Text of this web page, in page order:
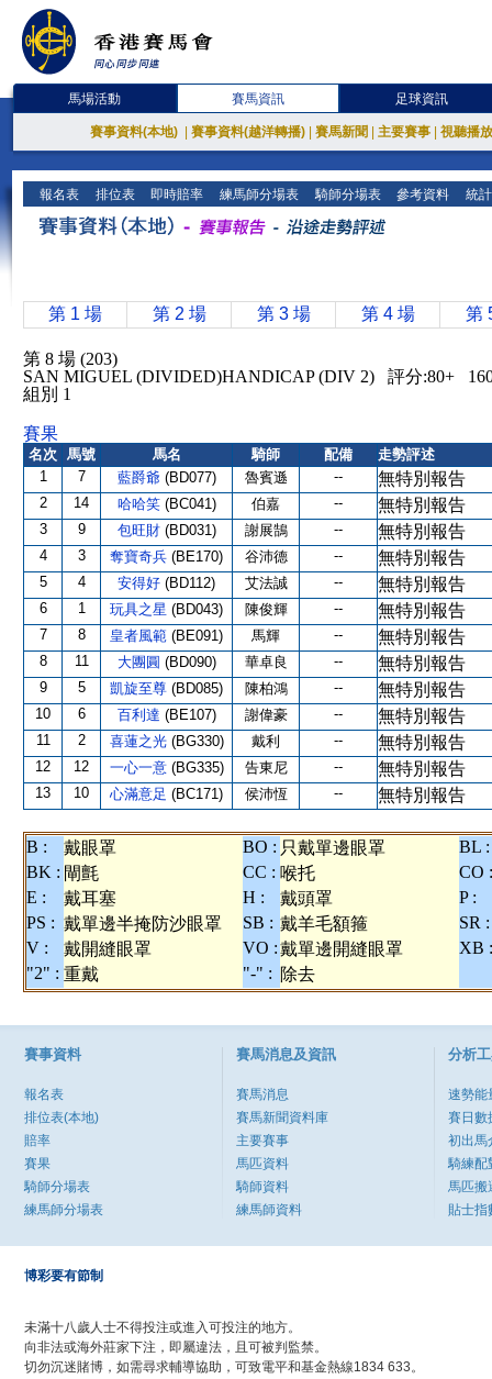
馬場活動 賽馬資訊 足球資訊
賽事資料(本地) 賽事資料(越洋轉播) 賽馬新聞 主要賽事 視聽播
報名表 排位表 即時賠率 練馬師分場表 騎師分場表 參考資料 統
第 1 場 第 2 場 第 3 場 第 4 場 第
第 8 場 (203)
SAN MIGUEL (DIVIDED)HANDICAP (DIV 2) 評分:80+
組別 1
賽果
名次 馬號 馬名 騎師 配備
走勢評述
1
7 藍爵爺 (BD077) 魯賓遜 -- 無特別報告
2 14 哈哈笑 (BC041) 伯嘉 -- 無特別報告
3 9 包旺財 (BD031) 謝展鵠 -- 無特別報告
4 3 奪寶奇兵 (BE170) 谷沛德 -- 無特別報告
5 4 安得好 (BD112) 艾法誠 -- 無特別報告
6 1 玩具之星 (BD043) 陳俊輝 -- 無特別報告
7 8 皇者風範 (BE091) 馬輝 -- 無特別報告
8 11 大團圓 (BD090) 華卓良 -- 無特別報告
9 5 凱旋至尊 (BD085) 陳柏鴻 -- 無特別報告
10 6 百利達 (BE107) 謝偉豪 -- 無特別報告
11 2 喜蓮之光 (BG330) 戴利 -- 無特別報告
12 12 一心一意 (BG335) 告東尼 -- 無特別報告
13 10 心滿意足 (BC171) 侯沛恆 -- 無特別報告
B : 戴眼罩 BO : 只戴單邊眼罩
BL :
BK : 閘氈 CC : 喉托
CO :
E :
戴耳塞 H : 戴頭罩
P :
PS : 戴單邊半掩防沙眼罩 SB : 戴羊毛額箍
SR :
V :
戴開縫眼罩 VO :戴單邊開縫眼罩
XB :
"2" : 重戴 "-" : 除去
賽事資料
報名表
排位表(本地)
賠率
賽果
騎師分場表
練馬師分場表
賽馬消息及資訊
賽馬消息
賽馬新聞資料庫
主要賽事
馬匹資料
騎師資料
練馬師資料
分析
速勢能
賽日數
初出馬
騎練配
馬匹搬
貼士指
博彩要有節制
未滿十八歲人士不得投注或進入可投注的地方。
向非法或海外莊家下注，即屬違法，且可被判監禁。
切勿沉迷賭博，如需尋求輔導協助，可致電平和基金熱線1834 633。